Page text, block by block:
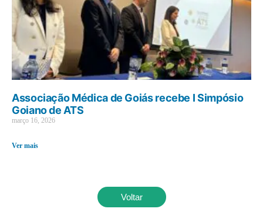
Associação Médica de Goiás recebe I Simpósio
Goiano de ATS
março 16, 2026
Ver mais
Voltar